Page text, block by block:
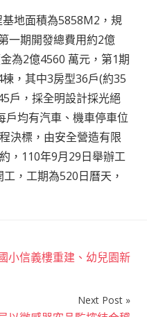
地面積為5858M2，規
一期開發總費用約2億
為2億4560 萬元，第1期
，其中3房型36戶(約35
戶，採全明設計採光絕
戶均有汽車、機車停車位
決標，由安全營造有限
，110年9月29日舉辦工
，工期為520日曆天，
小信義樓重建、幼兒園新
Next Post